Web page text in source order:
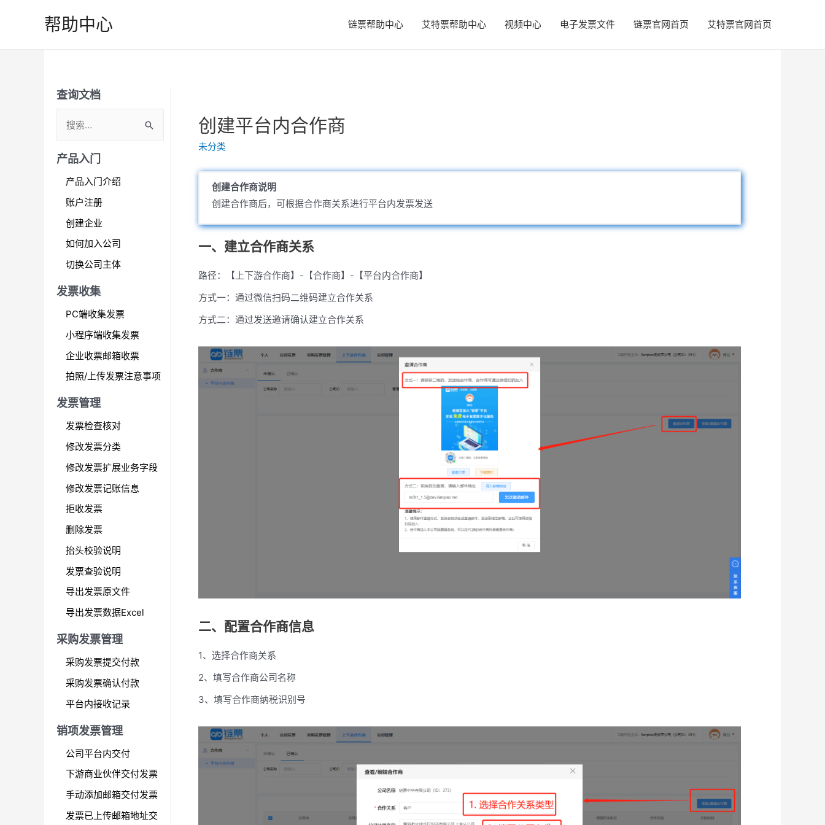
帮助中心 链票帮助中心 艾特票帮助中心 视频中心 电子发票文件 链票官网首页 艾特票官网首页
查询文档
a
产品入门
产品入门介绍
账户注册
创建企业
如何加入公司
切换公司主体
发票收集
PC端收集发票
小程序端收集发票
企业收票邮箱收票
拍照/上传发票注意事项
发票管理
发票检查核对
修改发票分类
修改发票扩展业务字段
修改发票记账信息
拒收发票
删除发票
抬头校验说明
发票查验说明
导出发票原文件
导出发票数据Excel
采购发票管理
采购发票提交付款
采购发票确认付款
平台内接收记录
销项发票管理
公司平台内交付
下游商业伙伴交付发票
手动添加邮箱交付发票
发票已上传邮箱地址交
创建平台内合作商
未分类
创建合作商说明
创建合作商后，可根据合作商关系进行平台内发票发送
一、建立合作商关系
路径：【上下游合作商】-【合作商】-【平台内合作商】
方式一：通过微信扫码二维码建立合作关系
方式二：通过发送邀请确认建立合作关系
二、配置合作商信息
1、选择合作商关系
2、填写合作商公司名称
3、填写合作商纳税识别号